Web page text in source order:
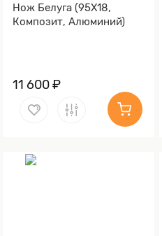
Нож Белуга (95Х18,
Композит, Алюминий)
11 600 ₽